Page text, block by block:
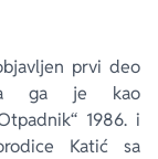
prvi deo
ga je kao
1986. i
Katić sa